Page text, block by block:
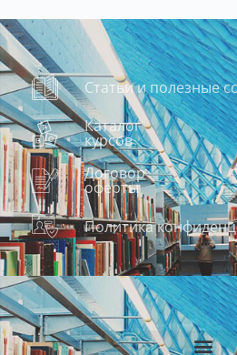
Статьи и полезные
Каталог
курсов
Договор
оферты
Политика